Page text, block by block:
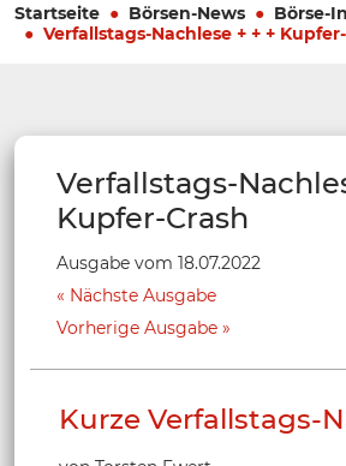
Startseite Börsen-News
Börse-
Verfallstags-Nachlese + + +
Verfallstags-
Kupfer-Crash
Ausgabe vom 18.07.2022
Nächste Ausgabe
Vorherige Ausgabe
Kurze Verfallstags-